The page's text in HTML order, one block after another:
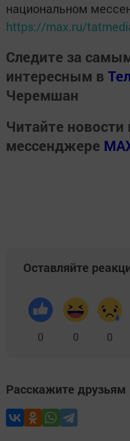
национальном
https://max.ru/
Следите за
интересным в
Черемшан
Читайте
мессенджере
Оставляйте
0 0 0
Расскажите друзьям